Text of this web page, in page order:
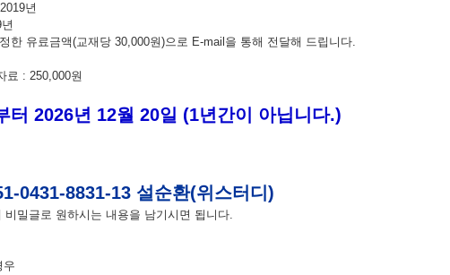
년
한 유료금액(교재당 30,000원)으로 E-mail을 통해 전달해 드립니다.
료 : 250,000원
터 2026년 12월 20일 (1년간이 아닙니다.)
0431-8831-13 설순환(위스터디)
비밀글로 원하시는 내용을 남기시면 됩니다.
우